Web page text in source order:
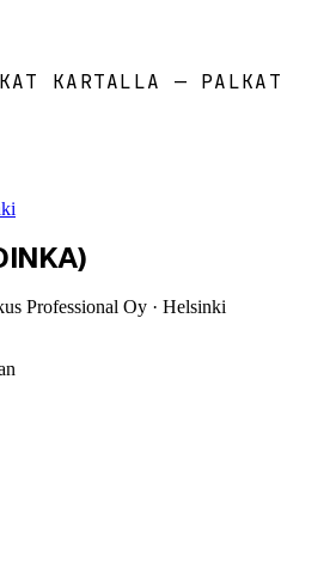
KARTALLA — PALKAT
Professional Oy · Helsinki